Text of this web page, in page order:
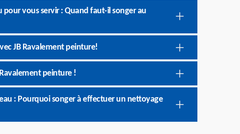
pour vous servir : Quand faut-il songer au
JB Ravalement peinture!
peinture !
: Pourquoi songer à effectuer un nettoyage